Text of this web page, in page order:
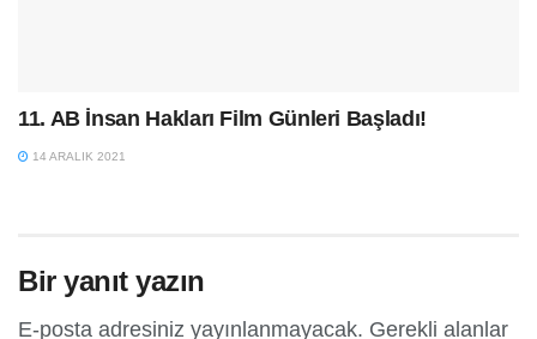
11. AB İnsan Hakları Film Günleri Başladı!
14 ARALIK 2021
Bir yanıt yazın
E-posta adresiniz yayınlanmayacak. Gerekli alanlar